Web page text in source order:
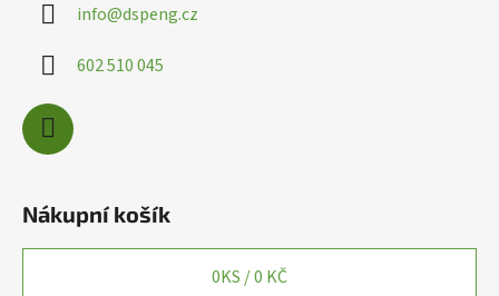
info@dspeng.cz
602 510 045
Nákupní košík
0KS /0 KČ